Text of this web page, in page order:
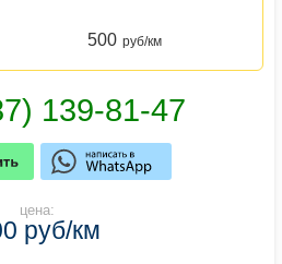
500 руб/км
цена:
руб/км